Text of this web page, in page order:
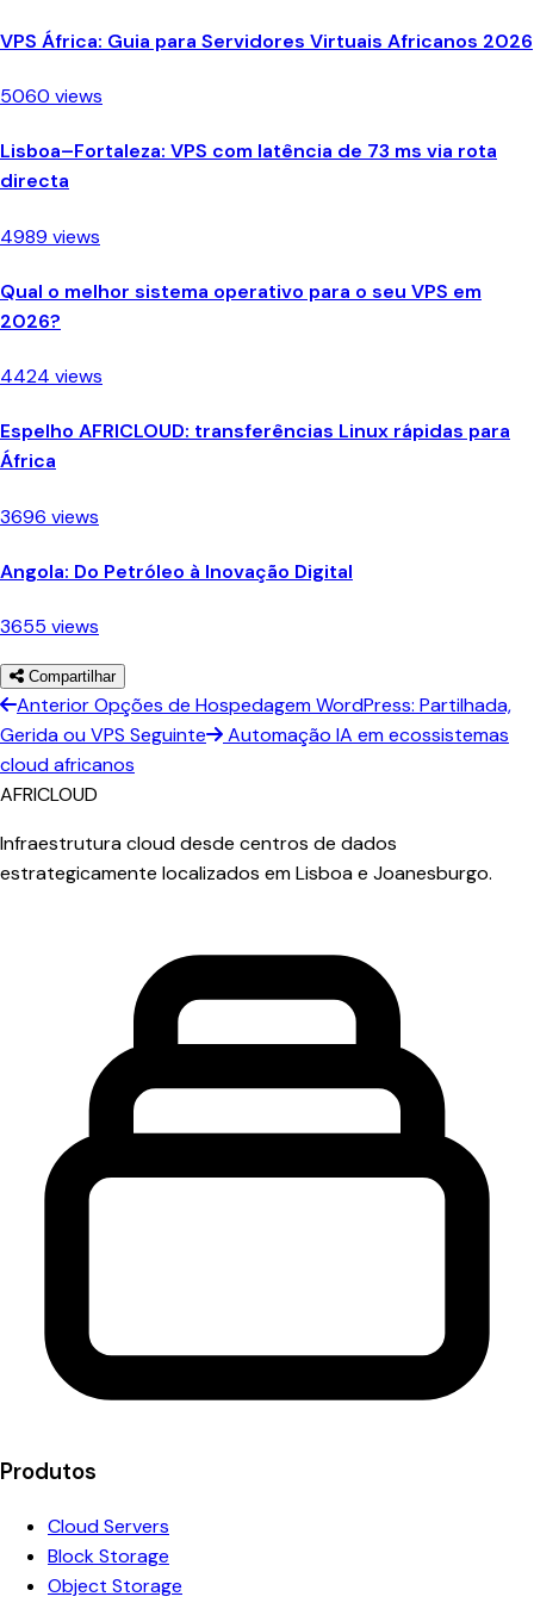
VPS África: Guia para Servidores Virtuais Africanos 2026
5060 views
Lisboa–Fortaleza: VPS com latência de 73 ms via rota
directa
4989 views
Qual o melhor sistema operativo para o seu VPS em
2026?
4424 views
Espelho AFRICLOUD: transferências Linux rápidas para
África
3696 views
Angola: Do Petróleo à Inovação Digital
3655 views
Compartilhar
AnteriorOpções de Hospedagem WordPress: Partilhada,
Gerida ou VPS Seguinte
Automação IA em ecossistemas
cloud africanos
AFRICLOUD
Infraestrutura cloud desde centros de dados
estrategicamente localizados em Lisboa e Joanesburgo.
Produtos
Cloud Servers
Block Storage
Object Storage